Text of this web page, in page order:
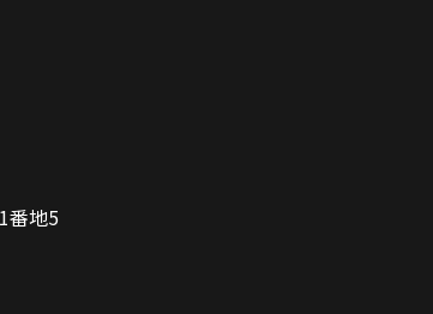
番地5